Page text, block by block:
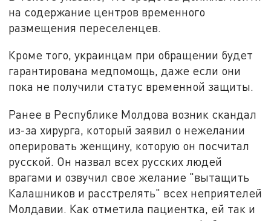
на содержание центров временного
размещения переселенцев.
Кроме того, украинцам при обращении будет
гарантирована медпомощь, даже если они
пока не получили статус временной защиты.
Ранее в Республике Молдова возник скандал
из-за хирурга, который заявил о нежелании
оперировать женщину, которую он посчитал
русской. Он назвал всех русских людей
врагами и озвучил свое желание "вытащить
Калашников и расстрелять" всех неприятелей
Молдавии. Как отметила пациентка, ей так и